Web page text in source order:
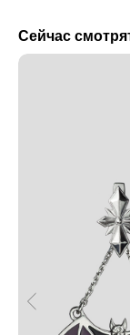
Сейчас